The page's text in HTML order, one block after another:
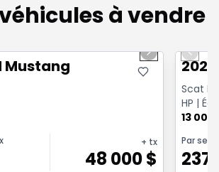
à vendre
Next slide
Mustang
+ tx
48 000$
Scat
HP |
Go
13 000
Par
237